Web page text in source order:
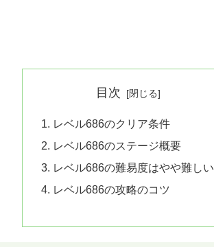
目次
レベル686のクリア条件
レベル686のステージ概要
レベル686の難易度はやや難しい
レベル686の攻略のコツ